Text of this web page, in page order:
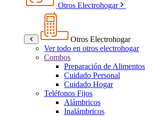
Otros Electrohogar
Otros Electrohogar
Ver todo en otros electrohogar
Combos
Preparación de Alimentos
Cuidado Personal
Cuidado Hogar
Teléfonos Fijos
Alámbricos
Inalámbricos